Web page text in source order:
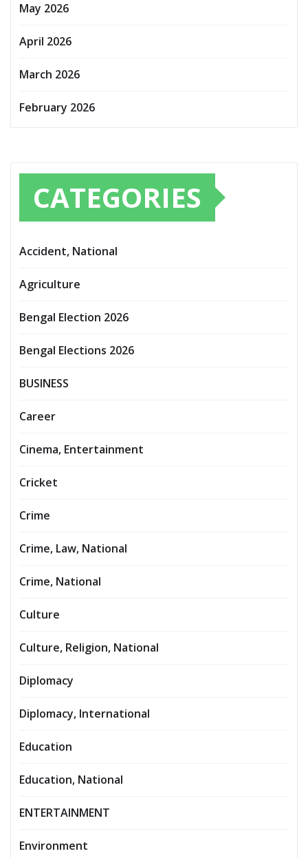
May 2026
April 2026
March 2026
February 2026
CATEGORIES
Accident, National
Agriculture
Bengal Election 2026
Bengal Elections 2026
BUSINESS
Career
Cinema, Entertainment
Cricket
Crime
Crime, Law, National
Crime, National
Culture
Culture, Religion, National
Diplomacy
Diplomacy, International
Education
Education, National
ENTERTAINMENT
Environment